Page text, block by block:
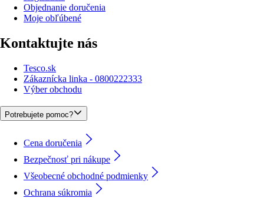
Objednanie doručenia
Moje obľúbené
Kontaktujte nás
Tesco.sk
Zákaznícka linka - 0800222333
Výber obchodu
Potrebujete pomoc?
Cena doručenia
Bezpečnosť pri nákupe
Všeobecné obchodné podmienky
Ochrana súkromia